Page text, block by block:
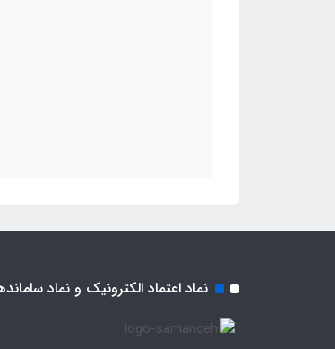
نماد اعتماد الکترونیک و نماد